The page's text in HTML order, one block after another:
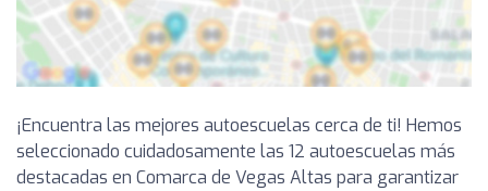
¡Encuentra las mejores autoescuelas cerca de ti! Hemos
seleccionado cuidadosamente las 12 autoescuelas más
destacadas en Comarca de Vegas Altas para garantizar